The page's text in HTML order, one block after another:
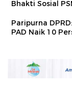
Bhakti Sosial
Paripurna
PAD Naik 10